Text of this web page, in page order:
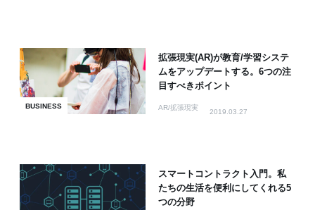
BUSINESS
拡張現実(AR)が教育/学習システ
ムをアップデートする。6つの注
目すべきポイント
AR/拡張現実
2019.03.27
スマートコントラクト入門。私
たちの生活を便利にしてくれる5
つの分野